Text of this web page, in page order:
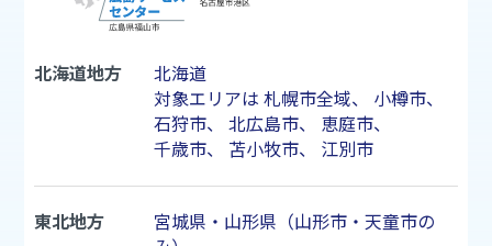
北海道地方
北海道
対象エリアは 札幌市全域、 小樽市、
石狩市、 北広島市、 恵庭市、
千歳市、 苫小牧市、 江別市
東北地方
宮城県・山形県（山形市・天童市の